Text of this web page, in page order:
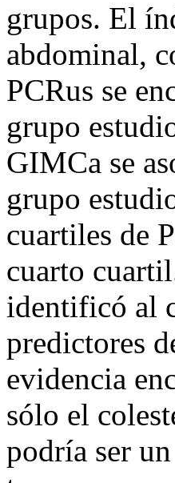
grupos. El
abdominal,
PCRus se
grupo
GIMCa se
grupo
cuartiles de
cuarto
identificó al
predictores
evidencia
sólo el
podría ser